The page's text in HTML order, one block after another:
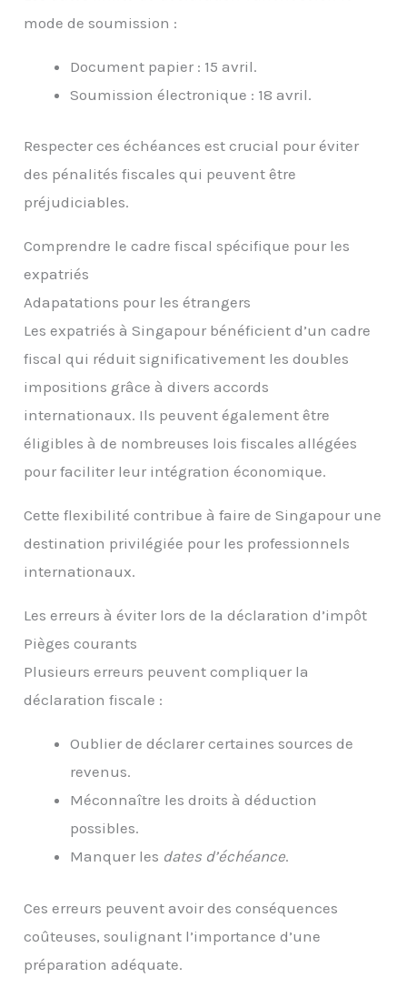
mode de soumission :
Document papier : 15 avril.
Soumission électronique : 18 avril.
Respecter ces échéances est crucial pour éviter
des pénalités fiscales qui peuvent être
préjudiciables.
Comprendre le cadre fiscal spécifique pour les
expatriés
Adapatations pour les étrangers
Les expatriés à Singapour bénéficient d’un cadre
fiscal qui réduit significativement les doubles
impositions grâce à divers accords
internationaux. Ils peuvent également être
éligibles à de nombreuses lois fiscales allégées
pour faciliter leur intégration économique.
Cette flexibilité contribue à faire de Singapour une
destination privilégiée pour les professionnels
internationaux.
Les erreurs à éviter lors de la déclaration d’impôt
Pièges courants
Plusieurs erreurs peuvent compliquer la
déclaration fiscale :
Oublier de déclarer certaines sources de
revenus.
Méconnaître les droits à déduction
possibles.
Manquer les dates d’échéance.
Ces erreurs peuvent avoir des conséquences
coûteuses, soulignant l’importance d’une
préparation adéquate.